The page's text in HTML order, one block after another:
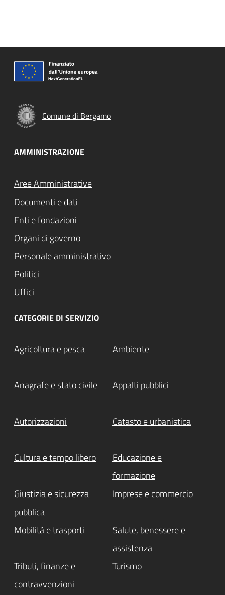
Comune di Bergamo
AMMINISTRAZIONE
Aree Amministrative
Documenti e dati
Enti e fondazioni
Organi di governo
Personale amministrativo
Politici
Uffici
CATEGORIE DI SERVIZIO
Agricoltura e pesca Ambiente
Anagrafe e stato civile Appalti pubblici
Autorizzazioni Catasto e urbanistica
Cultura e tempo libero
Educazione e
formazione
Giustizia e sicurezza
pubblica
Imprese e commercio
Mobilità e trasporti
Salute, benessere e
assistenza
Tributi, finanze e
contravvenzioni
Turismo